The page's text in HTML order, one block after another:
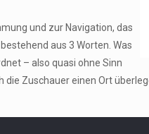
und zur Navigation, das
aus 3 Worten. Was
– also quasi ohne Sinn
Zuschauer einen Ort